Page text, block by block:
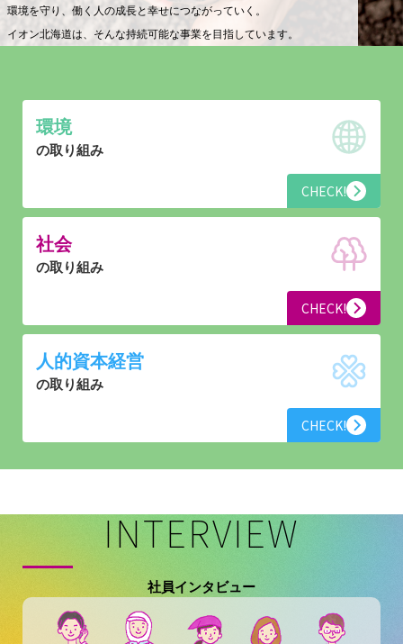
環境を守り、働く人の成長と幸せにつながっていく。
イオン北海道は、そんな持続可能な事業を目指しています。
環境
の取り組み
CHECK!
社会
の取り組み
CHECK!
人的資本経営
の取り組み
CHECK!
INTERVIEW
社員インタビュー